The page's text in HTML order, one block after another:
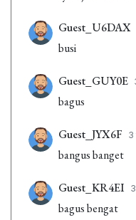
Guest_U6DAX
busi
Guest_GUY0E
bagus
Guest_JYX6F 3
bangus banget
Guest_KR4EI
bagus bengat